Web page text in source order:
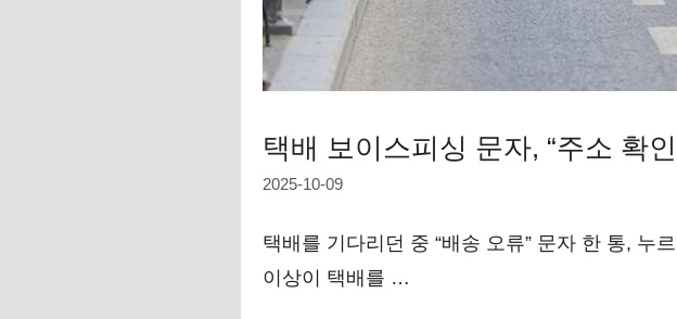
택배 보이스피싱 문자, “주소 확
2025-10-09
택배를 기다리던 중 “배송 오류” 문자 한 통, 누
이상이 택배를 …